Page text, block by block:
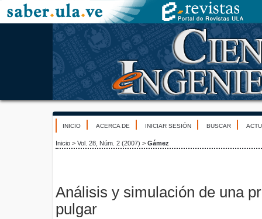
INICIO ACERCA DE INICIAR SESIÓN BUSCAR
Inicio > Vol. 28, Núm. 2 (2007) > Gámez
Análisis y simulación de una
pulgar